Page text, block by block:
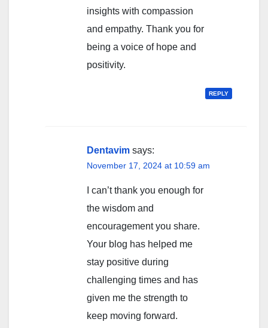
insights with compassion
and empathy. Thank you for
being a voice of hope and
positivity.
REPLY
Dentavim says:
November 17, 2024 at 10:59 am
I can’t thank you enough for
the wisdom and
encouragement you share.
Your blog has helped me
stay positive during
challenging times and has
given me the strength to
keep moving forward.